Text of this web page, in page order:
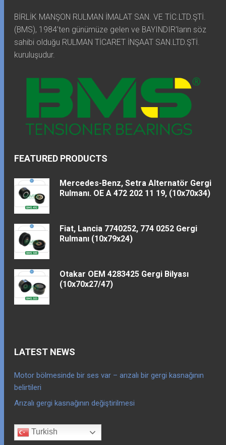
BİRLİK MANŞON RULMAN İMALAT SAN. VE TİC.LTD.ŞTİ.
(BMS), 1984'ten günümüze gelen ve BAYINDIR'ların söz
sahibi olduğu RULMAN TİCARET İNŞAAT SAN.LTD.ŞTİ.
kuruluşudur.
FEATURED PRODUCTS
Mercedes-Benz, Setra Alternatör Gergi
Rulmanı. OE A 472 202 11 19, (10x70x34)
Fiat, Lancia 7740252, 774 0252 Gergi
Rulmanı (10x79x24)
Otakar OEM 4283425 Gergi Bilyası
(10x70x27/47)
LATEST NEWS
Motor bölmesinde bir ses var – arızalı bir gergi kasnağının
belirtileri
Arızalı gergi kasnağının değiştirilmesi
Turkish